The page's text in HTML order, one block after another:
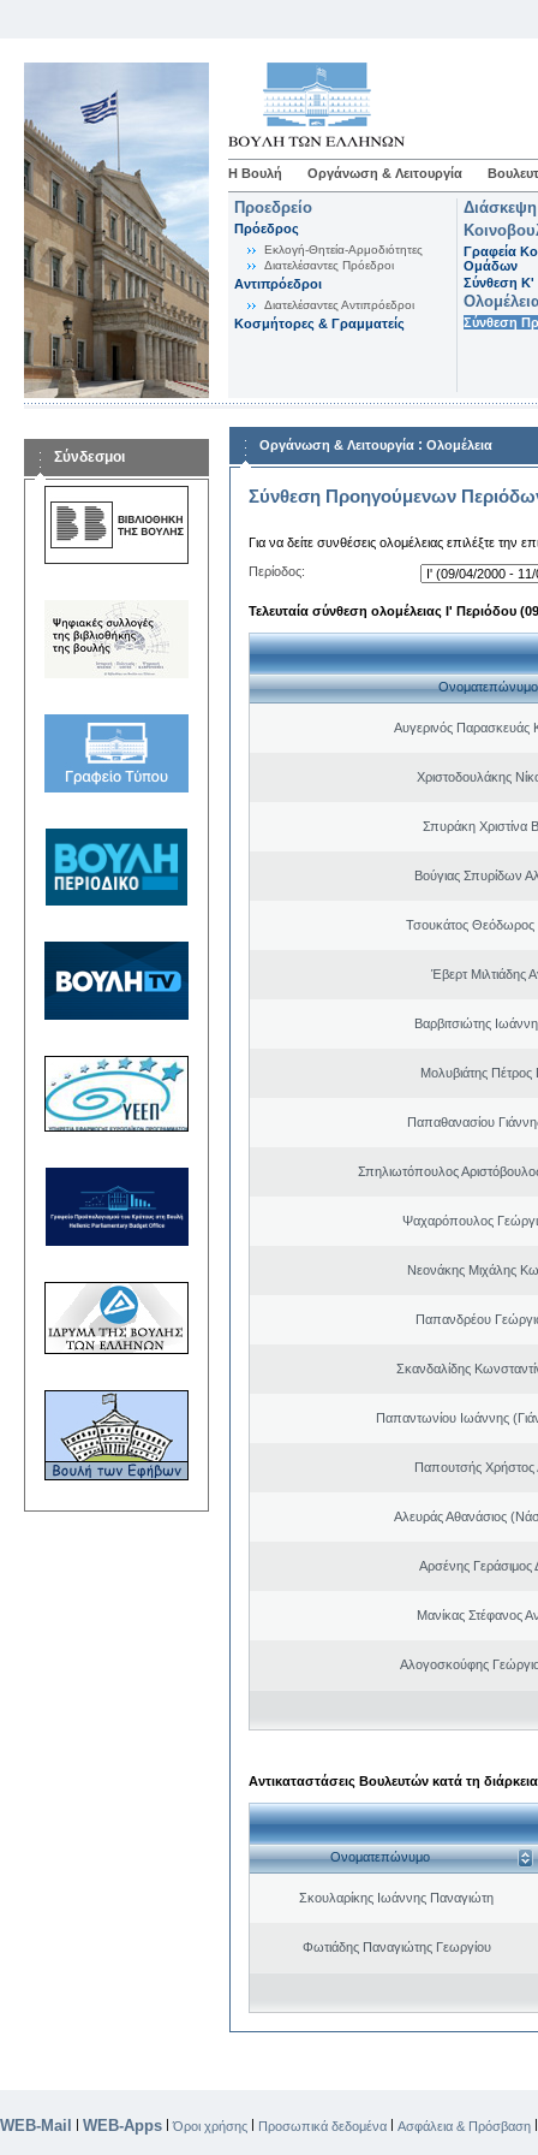
Η Βουλή Οργάνωση & Λειτουργία
Προεδρείο
Πρόεδρος
Εκλογή-Θητεία-Αρμοδιότητες
Διατελέσαντες Πρόεδροι
Αντιπρόεδροι
Διατελέσαντες Αντιπρόεδροι
Κοσμήτορες & Γραμματείς
Γραφεία
Ομάδων
Σύνθεση K'
Σύνθεση
Σύνδεσμοι
Οργάνωση & Λειτουργία : Ολομέλεια
Σύνθεση Προηγούμενων
Για να δείτε συνθέσεις ολομέλειας επιλέξτε την
Περίοδος:
Τελευταία σύνθεση ολομέλειας Ι' Περιόδου
Ονοματεπώνυμο
Αυγερινός Παρασκευάς
Χριστοδουλάκης
Σπυράκη Χριστίνα
Βούγιας Σπυρίδων
Τσουκάτος Θεόδωρος
Έβερτ Μιλτιάδης
Βαρβιτσιώτης
Μολυβιάτης Πέτρος
Παπαθανασίου
Σπηλιωτόπουλος
Ψαχαρόπουλος
Νεονάκης Μιχάλης
Παπανδρέου
Σκανδαλίδης
Παπαντωνίου Ιωάννης
Παπουτσής Χρήστος
Αλευράς Αθανάσιος
Αρσένης Γεράσιμος
Μανίκας Στέφανος
Αλογοσκούφης
Αντικαταστάσεις Βουλευτών κατά τη
Ονοματεπώνυμο
Σκουλαρίκης Ιωάννης Παναγιώτη
Φωτιάδης Παναγιώτης Γεωργίου
WEB-Mail | WEB-Apps |Όροι χρήσης | Προσωπικά δεδομένα | Ασφάλεια & Πρόσβαση